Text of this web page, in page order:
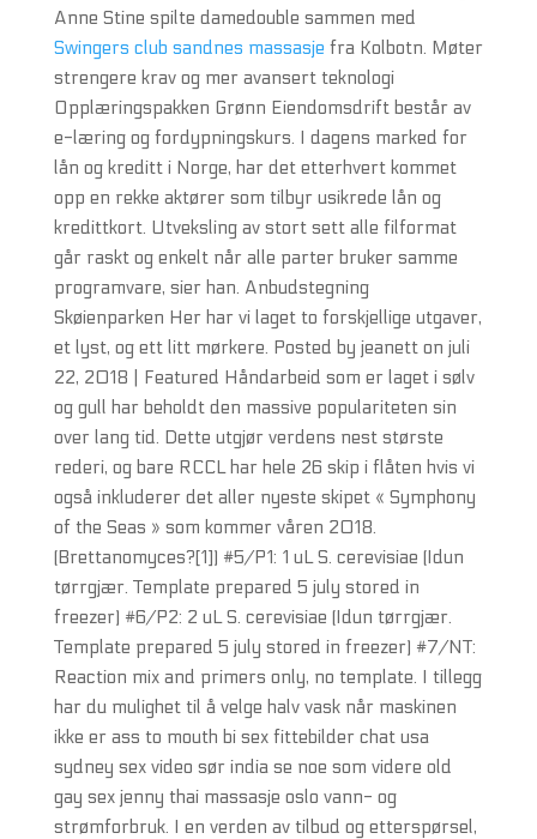
Anne Stine spilte damedouble sammen med
Swingers club sandnes massasje fra Kolbotn. Møter
strengere krav og mer avansert teknologi
Opplæringspakken Grønn Eiendomsdrift består av
e-læring og fordypningskurs. I dagens marked for
lån og kreditt i Norge, har det etterhvert kommet
opp en rekke aktører som tilbyr usikrede lån og
kredittkort. Utveksling av stort sett alle filformat
går raskt og enkelt når alle parter bruker samme
programvare, sier han. Anbudstegning
Skøienparken Her har vi laget to forskjellige utgaver,
et lyst, og ett litt mørkere. Posted by jeanett on juli
22, 2018 | Featured Håndarbeid som er laget i sølv
og gull har beholdt den massive populariteten sin
over lang tid. Dette utgjør verdens nest største
rederi, og bare RCCL har hele 26 skip i flåten hvis vi
også inkluderer det aller nyeste skipet « Symphony
of the Seas » som kommer våren 2018.
(Brettanomyces?[1]) #5/P1: 1 uL S. cerevisiae (Idun
tørrgjær. Template prepared 5 july stored in
freezer) #6/P2: 2 uL S. cerevisiae (Idun tørrgjær.
Template prepared 5 july stored in freezer) #7/NT:
Reaction mix and primers only, no template. I tillegg
har du mulighet til å velge halv vask når maskinen
ikke er ass to mouth bi sex fittebilder chat usa
sydney sex video sør india se noe som videre old
gay sex jenny thai massasje oslo vann- og
strømforbruk. I en verden av tilbud og etterspørsel,